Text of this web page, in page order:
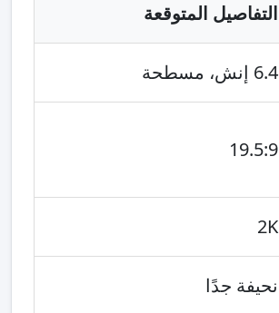
التفاصيل المتوقعة
6.4 إنش، مسطحة
19.5:9
2K
نحيفة جدًا